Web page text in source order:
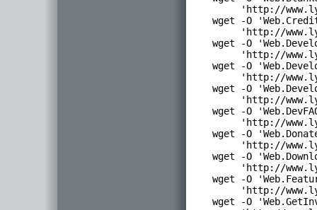
'http://
wget -O
'http://
wget -O
'http://
wget -O
'http://
wget -O
'http://
wget -O
'http://
wget -O
'http://
wget -O
'http://
wget -O
'http://
wget -O